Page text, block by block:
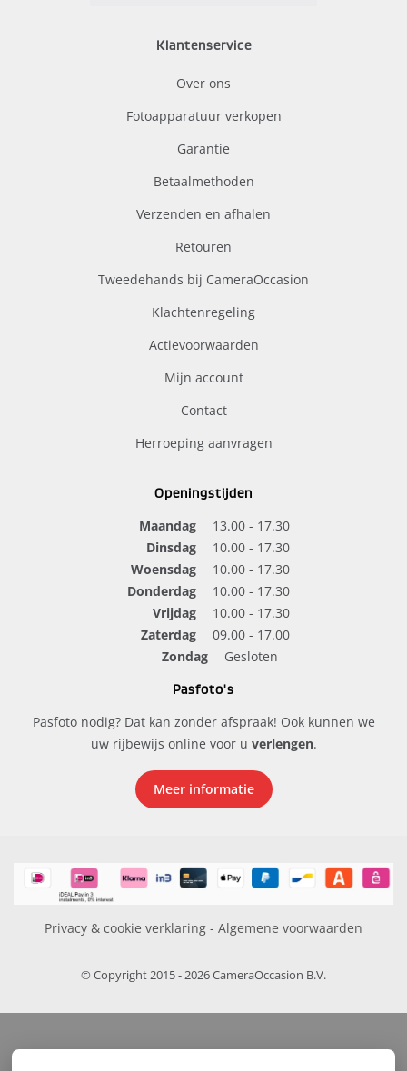
Klantenservice
Over ons
Fotoapparatuur verkopen
Garantie
Betaalmethoden
Verzenden en afhalen
Retouren
Tweedehands bij CameraOccasion
Klachtenregeling
Actievoorwaarden
Mijn account
Contact
Herroeping aanvragen
Openingstijden
Maandag
13.00 - 17.30
Dinsdag
10.00 - 17.30
Woensdag
10.00 - 17.30
Donderdag
10.00 - 17.30
Vrijdag
10.00 - 17.30
Zaterdag
09.00 - 17.00
Zondag
Gesloten
Pasfoto's
Pasfoto nodig? Dat kan zonder afspraak! Ook kunnen we
uw rijbewijs online voor u verlengen.
Meer informatie
Privacy & cookie verklaring - Algemene voorwaarden
© Copyright 2015 - 2026 CameraOccasion B.V.